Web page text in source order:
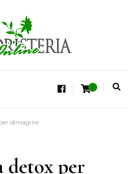
Shop
Tisane
Officinali, Tisane Terapeutiche Esclusive,
0
dimagrire
detox per